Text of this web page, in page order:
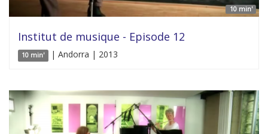
10 min'
Institut de musique - Episode 12
10 min' | Andorra | 2013